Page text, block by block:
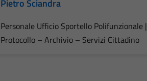
Pietro Sciandra
Personale Ufficio Sportello Polifunzionale |
Protocollo – Archivio – Servizi Cittadino